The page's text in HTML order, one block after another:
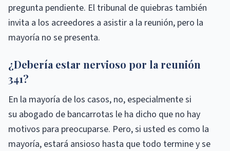
pregunta pendiente. El tribunal de quiebras también
invita a los acreedores a asistir a la reunión, pero la
mayoría no se presenta.
¿Debería estar nervioso por la reunión
341?
En la mayoría de los casos, no, especialmente si
su abogado de bancarrotas le ha dicho que no hay
motivos para preocuparse. Pero, si usted es como la
mayoría, estará ansioso hasta que todo termine y se